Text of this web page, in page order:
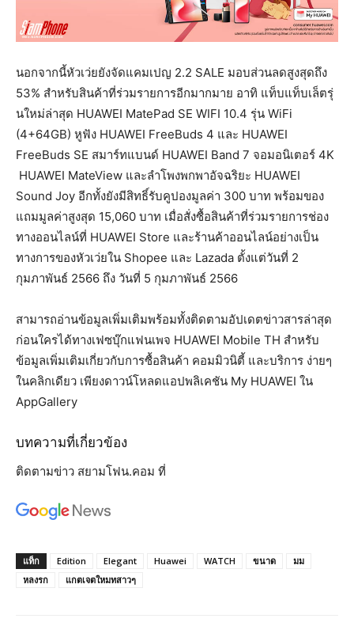
นอกจากนี้หัวเว่ยยังจัดแคมเปญ 2.2 SALE มอบส่วนลดสูงสุดถึง
53% สำหรับสินค้าที่ร่วมรายการอีกมากมาย อาทิ แท็บแท็บเล็ตรุ่
นใหม่ล่าสุด HUAWEI MatePad SE WIFI 10.4 รุ่น WiFi
(4+64GB) หูฟัง HUAWEI FreeBuds 4 และ HUAWEI
FreeBuds SE สมาร์ทแบนด์ HUAWEI Band 7 จอมอนิเตอร์ 4K
HUAWEI MateView และลำโพงพกพาอัจฉริยะ HUAWEI
Sound Joy อีกทั้งยังมีสิทธิ์รับคูปองมูลค่า 300 บาท พร้อมของ
แถมมูลค่าสูงสุด 15,060 บาท เมื่อสั่งซื้อสินค้าที่ร่วมรายการช่อง
ทางออนไลน์ที่ HUAWEI Store และร้านค้าออนไลน์อย่างเป็น
ทางการของหัวเว่ยใน Shopee และ Lazada ตั้งแต่วันที่ 2
กุมภาพันธ์ 2566 ถึง วันที่ 5 กุมภาพันธ์ 2566
สามารถอ่านข้อมูลเพิ่มเติมพร้อมทั้งติดตามอัปเดตข่าวสารล่าสุด
ก่อนใครได้ทางเฟซบุ๊กแฟนเพจ HUAWEI Mobile TH สำหรับ
ข้อมูลเพิ่มเติมเกี่ยวกับการซื้อสินค้า คอมมิวนิตี้ และบริการ ง่ายๆ
ในคลิกเดียว เพียงดาวน์โหลดแอปพลิเคชัน My HUAWEI ใน
AppGallery
บทความที่เกี่ยวข้อง
ติดตามข่าว สยามโฟน.คอม ที่
แท็ก Edition Elegant Huawei WATCH ขนาด
มม
หลงรก
แกตเจตใหมทสาวๆ